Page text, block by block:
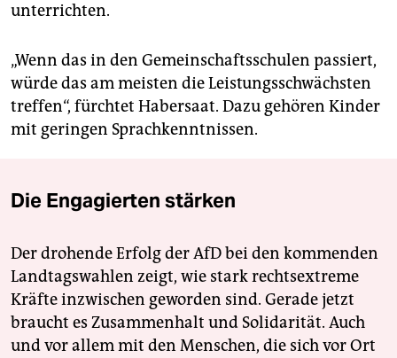
unterrichten.
„Wenn das in den Gemeinschaftsschulen passiert,
würde das am meisten die Leistungsschwächsten
treffen“, fürchtet Habersaat. Dazu gehören Kinder
mit geringen Sprachkenntnissen.
Die Engagierten stärken
Der drohende Erfolg der AfD bei den kommenden
Landtagswahlen zeigt, wie stark rechtsextreme
Kräfte inzwischen geworden sind. Gerade jetzt
braucht es Zusammenhalt und Solidarität. Auch
und vor allem mit den Menschen, die sich vor Ort